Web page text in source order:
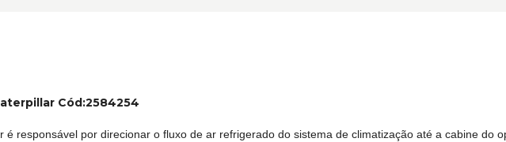
Cód:2584254
responsável por direcionar o fluxo de ar refrigerado do sistema de climatização até a cabine do